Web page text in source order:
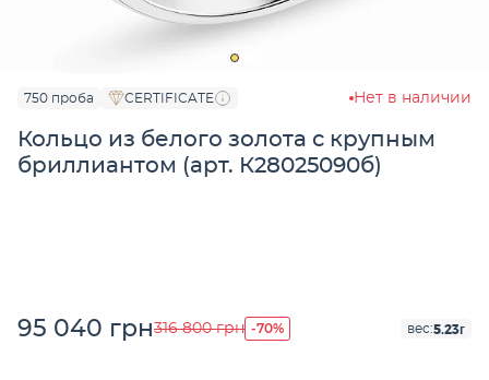
750 проба CERTIFICATE Нет в наличии
Кольцо из белого золота с крупным
бриллиантом (арт. К28025090б)
95 040 грн316 800 грн -70% вес:5.23г